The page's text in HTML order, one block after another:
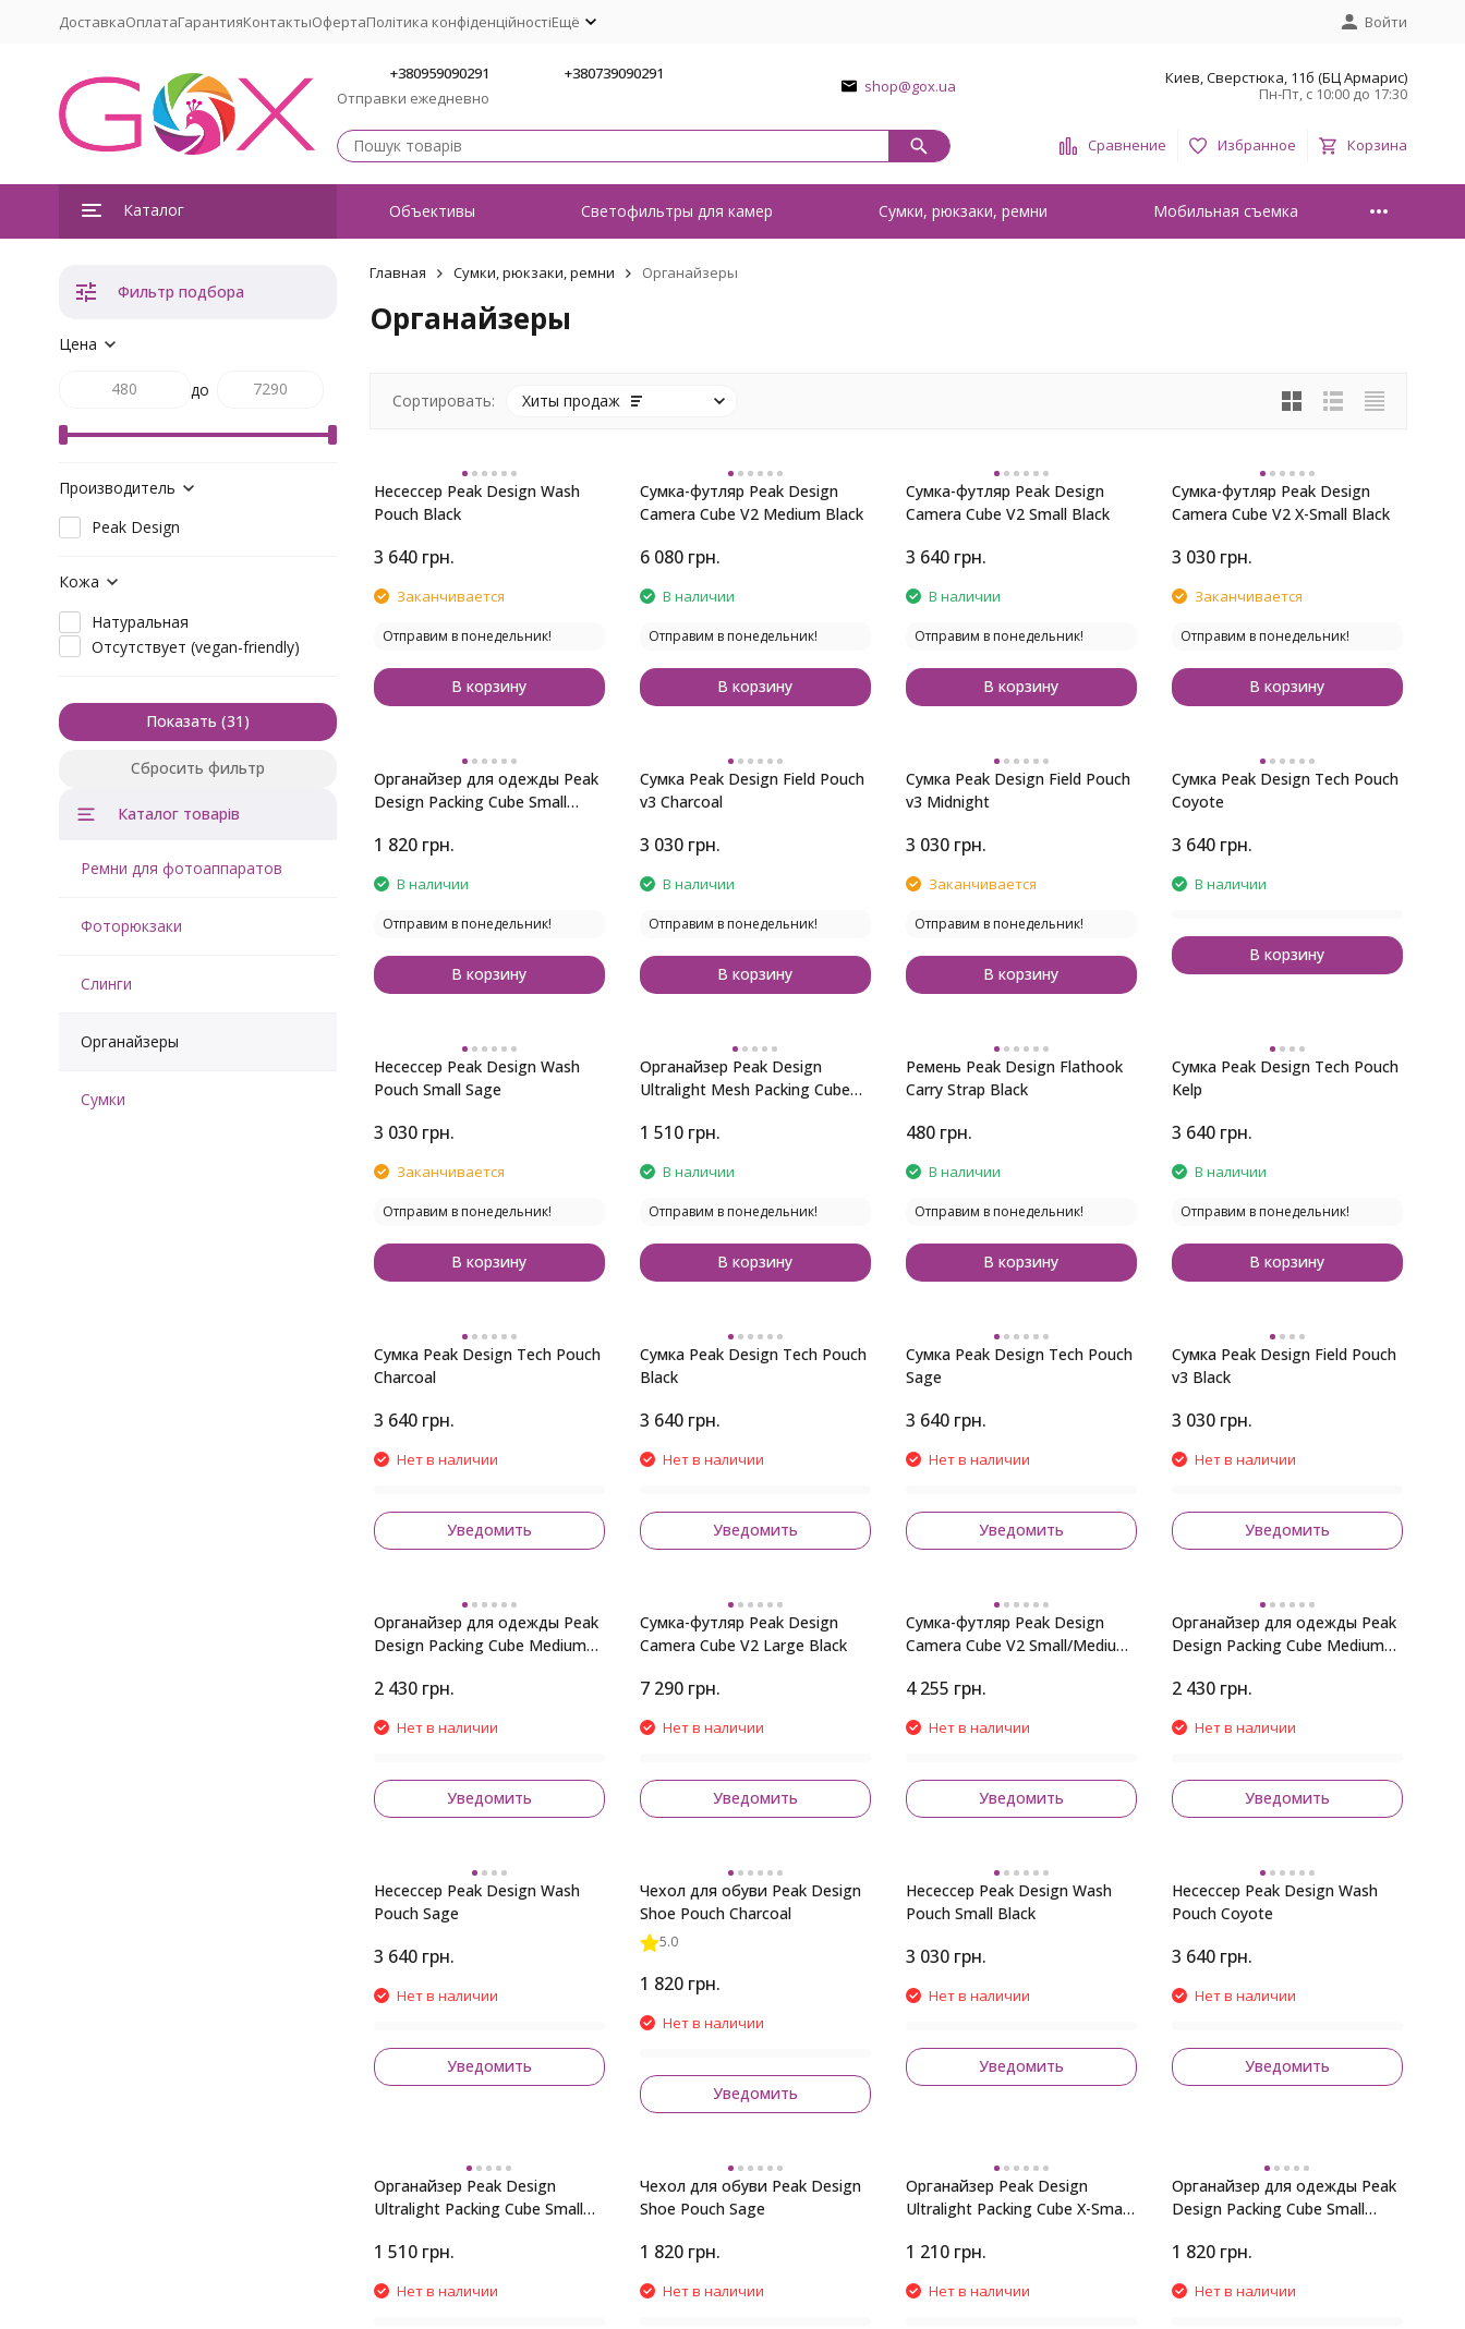
ДоставкаОплатаГарантияКонтактыОфертаПолітика конфіденційностіЕщё Войти
+380959090291
Отправки ежедневно
+380739090291
shop@gox.ua
Киев, Сверстюка, 11б (БЦ Армарис)
Пн-Пт, с 10:00 до 17:30
Сравнение Избранное Корзина
Каталог Объективы Светофильтры для камер Сумки, рюкзаки, ремни Мобильная съемка
Главная Сумки, рюкзаки, ремни Органайзеры
Органайзеры
Сортировать: Хиты продаж
Несессер Peak Design Wash
Pouch Black
3 640 грн.
Заканчивается
Отправим в понедельник!
В корзину
Сумка-футляр Peak Design
Camera Cube V2 Medium Black
6 080 грн.
В наличии
Отправим в понедельник!
В корзину
Сумка-футляр Peak Design
Camera Cube V2 Small Black
3 640 грн.
В наличии
Отправим в понедельник!
В корзину
Сумка-футляр Peak Design
Camera Cube V2 X-Small Black
3 030 грн.
Заканчивается
Отправим в понедельник!
В корзину
Органайзер для одежды Peak
Design Packing Cube Small
1 820 грн.
В наличии
Отправим в понедельник!
В корзину
Сумка Peak Design Field Pouch
v3 Charcoal
3 030 грн.
В наличии
Отправим в понедельник!
В корзину
Сумка Peak Design Field Pouch
v3 Midnight
3 030 грн.
Заканчивается
Отправим в понедельник!
В корзину
Сумка Peak Design Tech Pouch
Coyote
3 640 грн.
В наличии
В корзину
Несеcсер Peak Design Wash
Pouch Small Sage
3 030 грн.
Заканчивается
Отправим в понедельник!
В корзину
Органайзер Peak Design
Ultralight Mesh Packing Cube
1 510 грн.
В наличии
Отправим в понедельник!
В корзину
Ремень Peak Design Flathook
Carry Strap Black
480 грн.
В наличии
Отправим в понедельник!
В корзину
Сумка Peak Design Tech Pouch
Kelp
3 640 грн.
В наличии
Отправим в понедельник!
В корзину
Сумка Peak Design Tech Pouch
Charcoal
3 640 грн.
Нет в наличии
Уведомить
Сумка Peak Design Tech Pouch
Black
3 640 грн.
Нет в наличии
Уведомить
Сумка Peak Design Tech Pouch
Sage
3 640 грн.
Нет в наличии
Уведомить
Сумка Peak Design Field Pouch
v3 Black
3 030 грн.
Нет в наличии
Уведомить
Органайзер для одежды Peak
Design Packing Cube Medium
2 430 грн.
Нет в наличии
Уведомить
Сумка-футляр Peak Design
Camera Cube V2 Large Black
7 290 грн.
Нет в наличии
Уведомить
Сумка-футляр Peak Design
Camera Cube V2 Small/Medium
4 255 грн.
Нет в наличии
Уведомить
Органайзер для одежды Peak
Design Packing Cube Medium
2 430 грн.
Нет в наличии
Уведомить
Несессер Peak Design Wash
Pouch Sage
3 640 грн.
Нет в наличии
Уведомить
Чехол для обуви Peak Design
Shoe Pouch Charcoal
5.0
1 820 грн.
Нет в наличии
Уведомить
Несессер Peak Design Wash
Pouch Small Black
3 030 грн.
Нет в наличии
Уведомить
Несессер Peak Design Wash
Pouch Coyote
3 640 грн.
Нет в наличии
Уведомить
Органайзер Peak Design
Ultralight Packing Cube Small
1 510 грн.
Нет в наличии
Чехол для обуви Peak Design
Shoe Pouch Sage
1 820 грн.
Нет в наличии
Органайзер Peak Design
Ultralight Packing Cube X-Small
1 210 грн.
Нет в наличии
Органайзер для одежды Peak
Design Packing Cube Small
1 820 грн.
Нет в наличии
Фильтр подбора
Цена
до
Производитель
Peak Design
Кожа
Натуральная
Отсутствует (vegan-friendly)
Показать
Сбросить фильтр
Каталог товарів
Ремни для фотоаппаратов
Фоторюкзаки
Слинги
Органайзеры
Сумки